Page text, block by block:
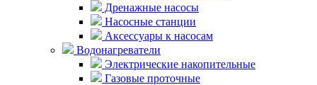
Дренажные насосы
Насосные станции
Аксессуары к насосам
Водонагреватели
Электрические накопительные
Газовые проточные